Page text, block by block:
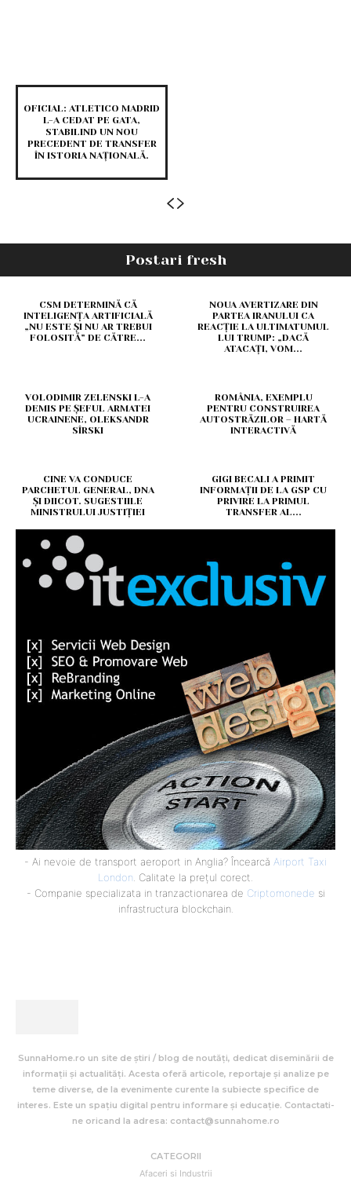
OFICIAL: ATLETICO MADRID
L-A CEDAT PE GATA,
STABILIND UN NOU
PRECEDENT DE TRANSFER
ÎN ISTORIA NAȚIONALĂ.
Postari fresh
CSM DETERMINĂ CĂ
INTELIGENȚA ARTIFICIALĂ
„NU ESTE ȘI NU AR TREBUI
FOLOSITĂ” DE CĂTRE...
NOUA AVERTIZARE DIN
PARTEA IRANULUI CA
REACȚIE LA ULTIMATUMUL
LUI TRUMP: „DACĂ
ATACAȚI, VOM...
VOLODIMIR ZELENSKI L-A
DEMIS PE ȘEFUL ARMATEI
UCRAINENE, OLEKSANDR
SÎRSKI
ROMÂNIA, EXEMPLU
PENTRU CONSTRUIREA
AUTOSTRĂZILOR – HARTĂ
INTERACTIVĂ
CINE VA CONDUCE
PARCHETUL GENERAL, DNA
ȘI DIICOT. SUGESTIILE
MINISTRULUI JUSTIȚIEI
GIGI BECALI A PRIMIT
INFORMAȚII DE LA GSP CU
PRIVIRE LA PRIMUL
TRANSFER AL...
- Ai nevoie de transport aeroport in Anglia? Încearcă Airport Taxi
London. Calitate la prețul corect.
- Companie specializata in tranzactionarea de Criptomonede si
infrastructura blockchain.
SunnaHome.ro un site de știri / blog de noutăți, dedicat diseminării de
informații și actualități. Acesta oferă articole, reportaje și analize pe
teme diverse, de la evenimente curente la subiecte specifice de
interes. Este un spațiu digital pentru informare și educație. Contactati-
ne oricand la adresa: contact@sunnahome.ro
CATEGORII
Afaceri si Industrii